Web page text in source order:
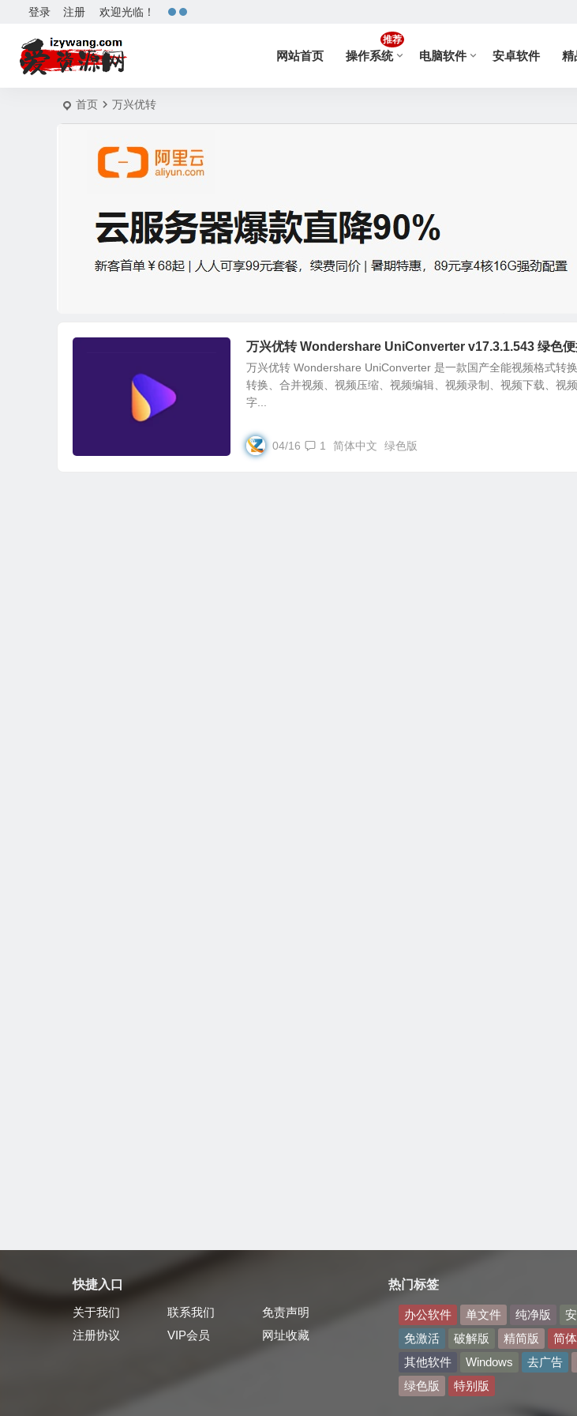
欢迎光临！
登录 注册
网站首页 操作系统
推荐
电脑软件 安卓软件 精
首页 万兴优转
万兴优转 Wondershare UniConverter v17.3.1.543 绿色便
万兴优转 Wondershare UniConverter 是一款国产全能视频格式转
转换、合并视频、视频压缩、视频编辑、视频录制、视频下载、视
字...
04/16 1 简体中文 绿色版
快捷入口
关于我们 联系我们
免责声明
注册协议
VIP会员 网址收藏
热门标签
办公软件 单文件 纯净版
免激活
破解版 精简版
简
其他软件
Windows 去广告
绿色版
特别版